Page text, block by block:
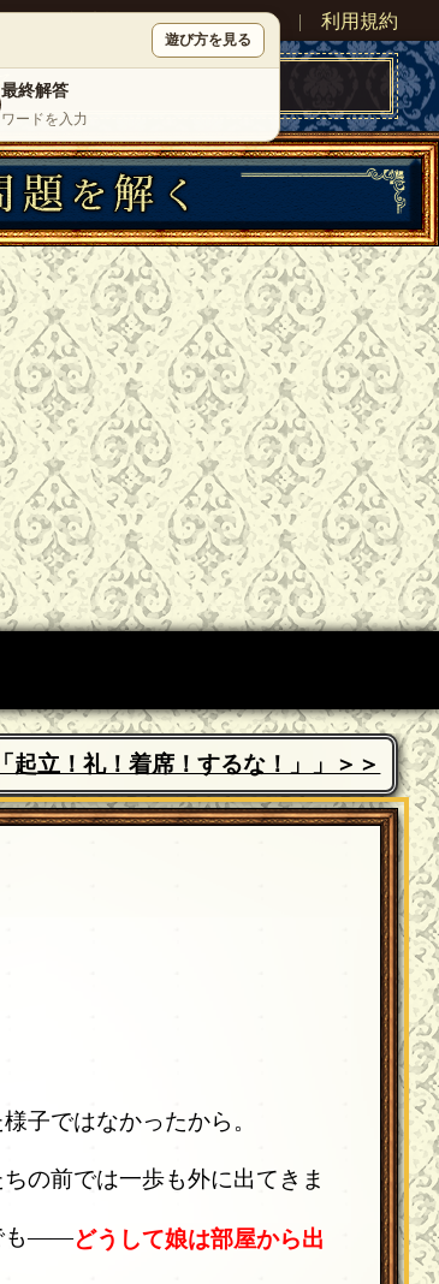
|お問い合わせ|利用規約
起立！礼！着席！するな！」」＞＞
遊び方を見る
最終解答
ワードを入力
子ではなかったから。
の前では一歩も外に出てきま
も――どうして娘は部屋から出